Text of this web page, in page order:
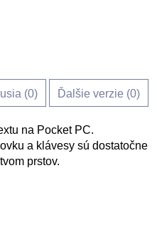
(0) Ďalšie verzie (0)
na Pocket PC.
a klávesy sú dostatočne
prstov.